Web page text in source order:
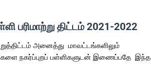
பரிமாற்று திட்டம் 2021-2022
அனைத்து மாவட்டங்களிலும்
நகர்ப்புறப் பள்ளிகளுடன் இணைப்பதே இந்த